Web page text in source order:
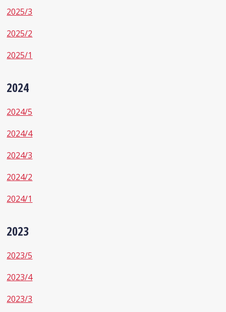
2025/3
2025/2
2025/1
2024
2024/5
2024/4
2024/3
2024/2
2024/1
2023
2023/5
2023/4
2023/3